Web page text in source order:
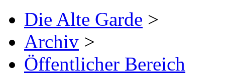
Die Alte Garde >
Archiv >
Öffentlicher Bereich